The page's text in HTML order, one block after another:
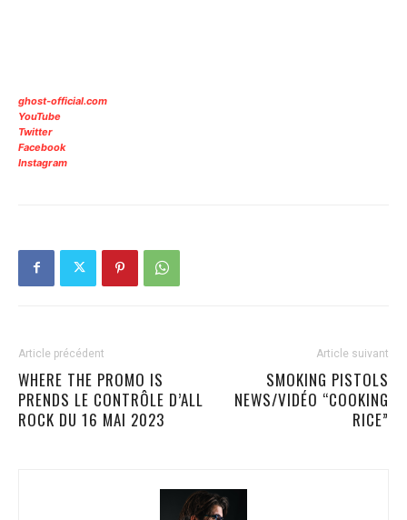
ghost-official.com
YouTube
Twitter
Facebook
Instagram
Article précédent
WHERE THE PROMO IS
PRENDS LE CONTRÔLE D’ALL
ROCK DU 16 MAI 2023
Article suivant
SMOKING PISTOLS
NEWS/VIDÉO “COOKING
RICE”